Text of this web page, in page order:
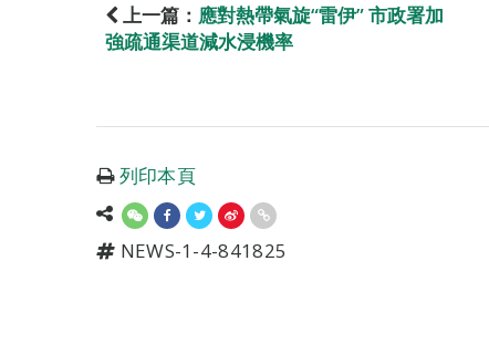
上一篇： 應對熱帶氣旋“雷伊” 市政署加
強疏通渠道減水浸機率
列印本頁
NEWS-1-4-841825